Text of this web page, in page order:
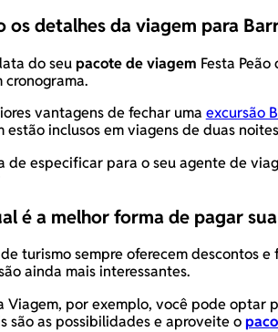
os detalhes da viagem para
do seupacote de viagem Festa
cronograma.
vantagens de fechar uma excursão
estão inclusos em viagens de duas
de especificar para o seu agente de
é a melhor forma de pagar
turismo sempre oferecem descontos
ainda mais interessantes.
Viagem, por exemplo, você pode
são as possibilidades e aproveite o